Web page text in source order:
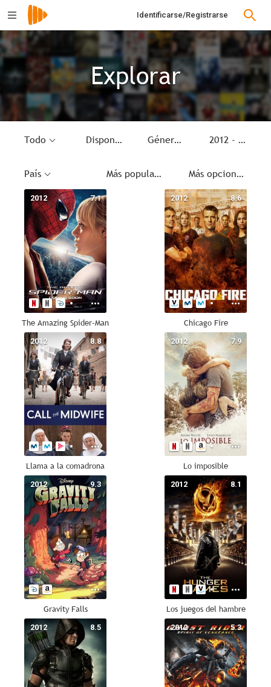
Identificarse/Registrarse
Explorar
Todo Disponible Género 2012 - 2012
País Más populares Más opciones
7.1
2012
The Amazing Spider-Man
8.6
2012
Chicago Fire
8.8
2012
Llama a la comadrona
7.9
2012
Lo imposible
9.3
2012
Gravity Falls
8.1
2012
Los juegos del hambre
8.5
2012 5.3
2012